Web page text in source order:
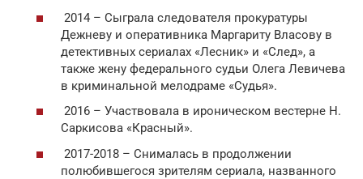
2014 – Сыграла следователя прокуратуры
Дежневу и оперативника Маргариту Власову в
детективных сериалах «Лесник» и «След», а
также жену федерального судьи Олега Левичева
в криминальной мелодраме «Судья».
2016 – Участвовала в ироническом вестерне Н.
Саркисова «Красный».
2017-2018 – Снималась в продолжении
полюбившегося зрителям сериала, названного